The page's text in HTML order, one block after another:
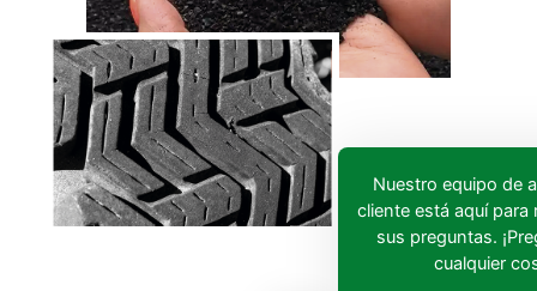
Nuestro equipo de
cliente está aquí para
sus preguntas.
cualquier